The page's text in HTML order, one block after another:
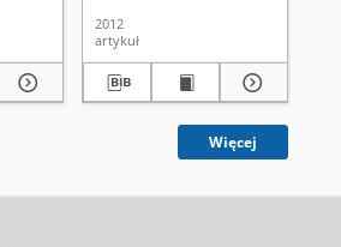
2012
artykuł
Więcej